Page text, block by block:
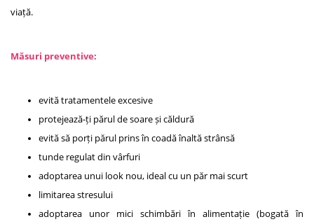
viață.
Măsuri preventive:
evită tratamentele excesive
protejează-ți părul de soare și căldură
evită să porți părul prins în coadă înaltă strânsă
tunde regulat din vârfuri
adoptarea unui look nou, ideal cu un păr mai scurt
limitarea stresului
adoptarea unor mici schimbări în alimentație (bogată în